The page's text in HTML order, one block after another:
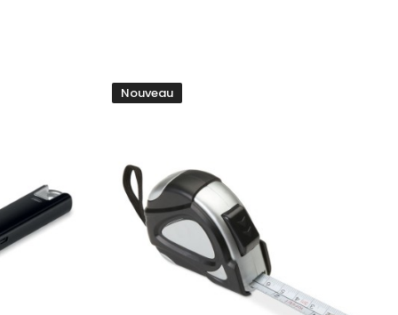
Nouveau